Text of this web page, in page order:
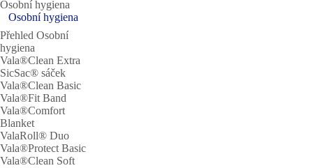
Osobní hygiena
Osobní hygiena
Přehled Osobní
hygiena
Vala®Clean Extra
SicSac® sáček
Vala®Clean Basic
Vala®Fit Band
Vala®Comfort
Blanket
ValaRoll® Duo
Vala®Protect Basic
Vala®Clean Soft